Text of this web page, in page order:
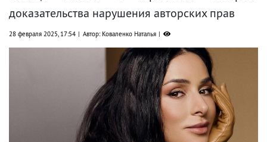
доказательства нарушения авторских прав
28 февраля 2025, 17:54 Автор: Коваленко Наталья